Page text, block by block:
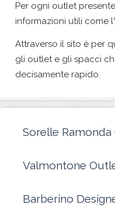
Per ogni outlet
informazioni utili come
Attraverso il sito è per
gli outlet e gli spacci
decisamente rapido.
Sorelle
Valmontone
Barberino